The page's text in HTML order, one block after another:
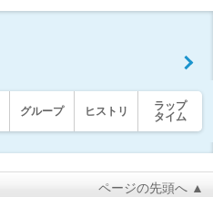
グループ ヒストリ
ラップ
タイム
ページの先頭へ ▲